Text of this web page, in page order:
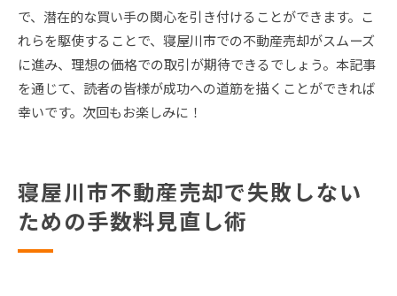
で、潜在的な買い手の関心を引き付けることができます。こ
れらを駆使することで、寝屋川市での不動産売却がスムーズ
に進み、理想の価格での取引が期待できるでしょう。本記事
を通じて、読者の皆様が成功への道筋を描くことができれば
幸いです。次回もお楽しみに！
寝屋川市不動産売却で失敗しない
ための手数料見直し術